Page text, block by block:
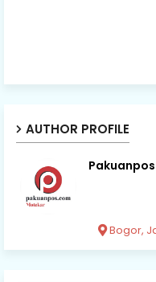
AUTHOR PROFILE
Pakuanpos
Bogor,